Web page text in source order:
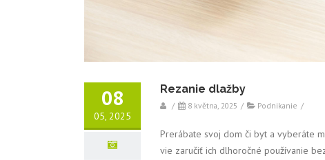
08
05, 2025
Rezanie dlažby
/ 8 května, 2025 / Podnikanie /
Prerábate svoj dom či byt a vyberáte
vie zaručiť ich dlhoročné používanie